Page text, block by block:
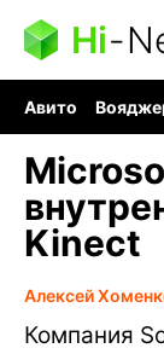
Hi-
Авито
Kinect
Алексей
Компания